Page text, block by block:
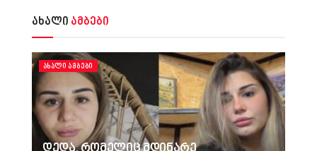
ახალი ამბები
ᲐᲮᲐᲚᲘ ᲐᲛᲑᲔᲑᲘ